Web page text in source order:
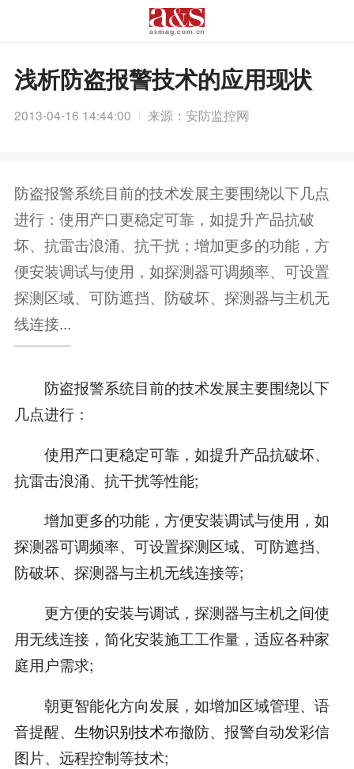
浅析防盗报警技术的应用现状
2013-04-16 14:44:00 来源：安防监控网
防盗报警系统目前的技术发展主要围绕以下几点
进行：使用产口更稳定可靠，如提升产品抗破
坏、抗雷击浪涌、抗干扰；增加更多的功能，方
便安装调试与使用，如探测器可调频率、可设置
探测区域、可防遮挡、防破坏、探测器与主机无
线连接...
防盗报警系统目前的技术发展主要围绕以下
几点进行：
使用产口更稳定可靠，如提升产品抗破坏、
抗雷击浪涌、抗干扰等性能;
增加更多的功能，方便安装调试与使用，如
探测器可调频率、可设置探测区域、可防遮挡、
防破坏、探测器与主机无线连接等;
更方便的安装与调试，探测器与主机之间使
用无线连接，简化安装施工工作量，适应各种家
庭用户需求;
朝更智能化方向发展，如增加区域管理、语
音提醒、 生物识别技术布撤防、报警自动发彩信
图片、远程控制等技术;